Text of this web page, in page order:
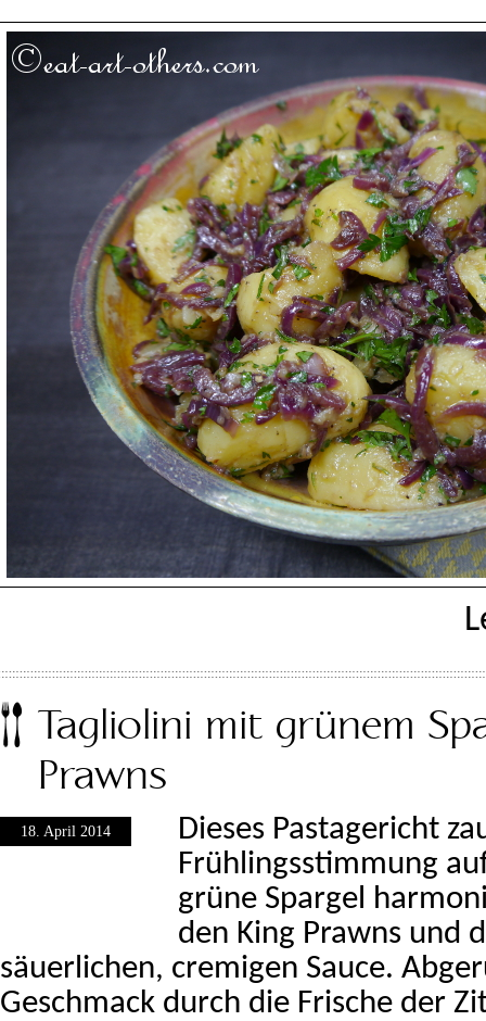
Tagliolini mit grünem
Prawns
18. April 2014
Dieses Pastagericht
Frühlingsstimmung
grüne Spargel
den King Prawns und
säuerlichen, cremigen Sauce.
Geschmack durch die Frische der